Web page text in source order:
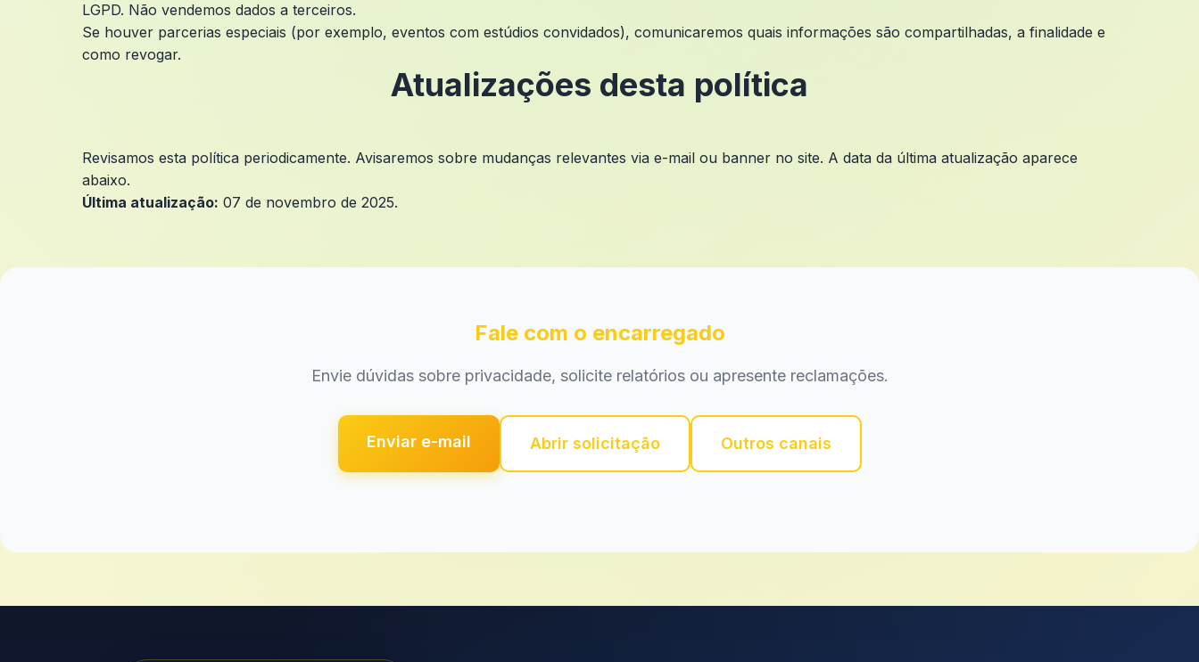
LGPD. Não vendemos dados a terceiros.
Se houver parcerias especiais (por exemplo, eventos com estúdios convidados), comunicaremos quais informações são compartilhadas, a finalidade e
como revogar.
Atualizações desta política
Revisamos esta política periodicamente. Avisaremos sobre mudanças relevantes via e-mail ou banner no site. A data da última atualização aparece
abaixo.
Última atualização: 07 de novembro de 2025.
Fale com o encarregado
Envie dúvidas sobre privacidade, solicite relatórios ou apresente reclamações.
Enviar e-mail Abrir solicitação Outros canais